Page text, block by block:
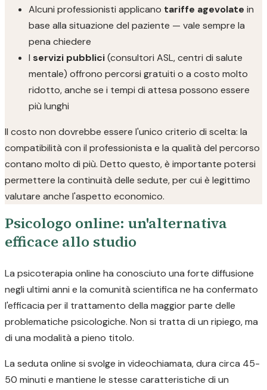
Alcuni professionisti applicano tariffe agevolate in
base alla situazione del paziente — vale sempre la
pena chiedere
I servizi pubblici(consultori ASL, centri di salute
mentale) offrono percorsi gratuiti o a costo molto
ridotto, anche se i tempi di attesa possono essere
più lunghi
Il costo non dovrebbe essere l'unico criterio di scelta: la
compatibilità con il professionista e la qualità del percorso
contano molto di più. Detto questo, è importante potersi
permettere la continuità delle sedute, per cui è legittimo
valutare anche l'aspetto economico.
Psicologo online: un'alternativa
efficace allo studio
La psicoterapia online ha conosciuto una forte diffusione
negli ultimi anni e la comunità scientifica ne ha confermato
l'efficacia per il trattamento della maggior parte delle
problematiche psicologiche. Non si tratta di un ripiego, ma
di una modalità a pieno titolo.
La seduta online si svolge in videochiamata, dura circa 45-
50 minuti e mantiene le stesse caratteristiche di un